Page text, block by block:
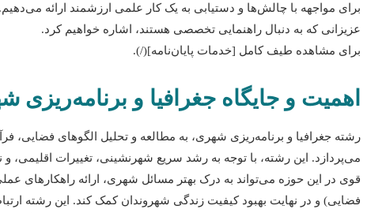
برای مواجهه با چالش‌ها و دستیابی به یک کار علمی ارزشمند ارائه
عزیزانی که به دنبال راهنمایی تخصصی هستند، اشاره خواهیم کرد.
برای مشاهده طیف کامل [خدمات پایان‌نامه](/).
اهمیت و جایگاه جغرافیا و برنامه‌ریزی
رشته جغرافیا و برنامه‌ریزی شهری، به مطالعه و تحلیل الگوهای فضایی،
می‌پردازد. این رشته، با توجه به رشد سریع شهرنشینی، تغییرات اقلیمی، و
قوی در این حوزه می‌تواند به درک بهتر مسائل شهری، ارائه راهکارهای
فضایی) و در نهایت بهبود کیفیت زندگی شهروندان کمک کند. این رشته